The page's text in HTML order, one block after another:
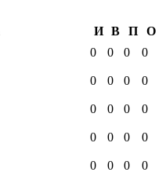
И В П
О
0 0 0 0
0 0 0 0
0 0 0 0
0 0 0 0
0 0 0 0